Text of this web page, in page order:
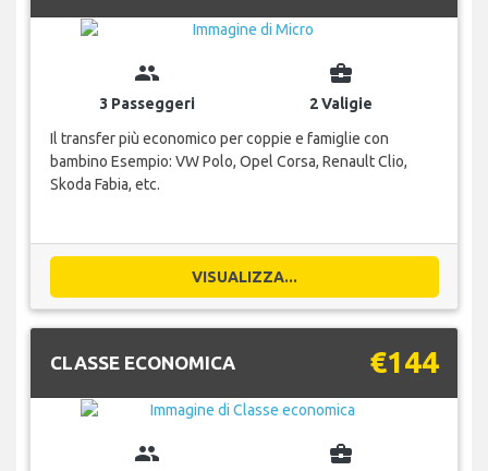
group
3 Passeggeri
business_center
2 Valigie
Il transfer più economico per coppie e famiglie con
bambino Esempio: VW Polo, Opel Corsa, Renault Clio,
Skoda Fabia, etc.
VISUALIZZA...
CLASSE ECONOMICA €144
group business_center